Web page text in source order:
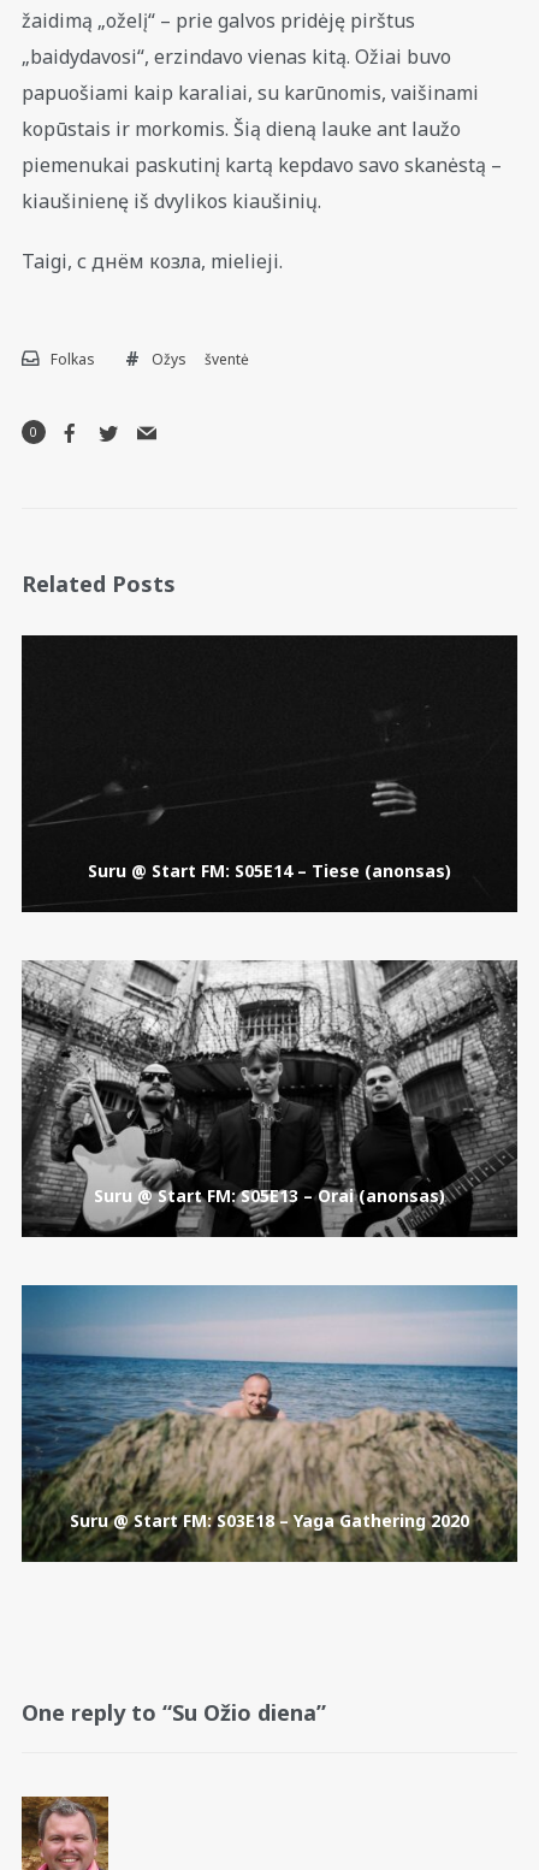
žaidimą „oželį“ – prie galvos pridėję pirštus
„baidydavosi“, erzindavo vienas kitą. Ožiai buvo
papuošiami kaip karaliai, su karūnomis, vaišinami
kopūstais ir morkomis. Šią dieną lauke ant laužo
piemenukai paskutinį kartą kepdavo savo skanėstą –
kiaušinienę iš dvylikos kiaušinių.
Taigi, с днём козла, mielieji.
Folkas Ožys šventė
0
Related Posts
Suru @ Start FM: S05E14 – Tiese (anonsas)
Suru @ Start FM: S05E13 – Orai (anonsas)
Suru @ Start FM: S03E18 – Yaga Gathering 2020
One reply to “Su Ožio diena”